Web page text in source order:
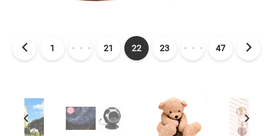
1 ・・・ 21 22 23 ・・・ 47